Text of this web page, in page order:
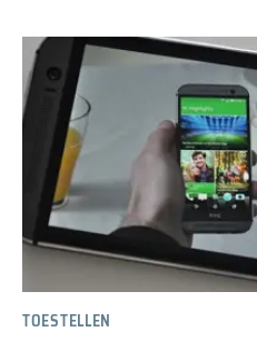
TOESTELLEN